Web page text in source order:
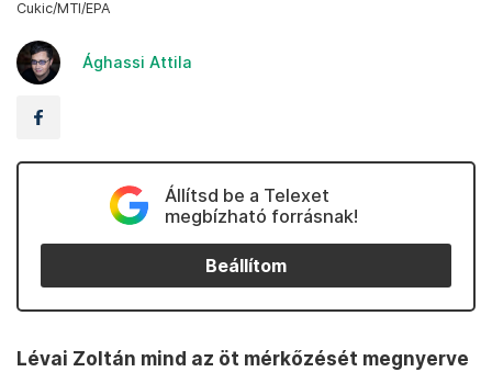
Cukic/MTI/EPA
Ághassi Attila
Állítsd be a Telexet
megbízható forrásnak!
Beállítom
Lévai Zoltán mind az öt mérkőzését megnyerve